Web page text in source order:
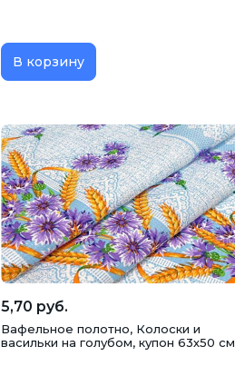
В корзину
5,70 руб.
Вафельное полотно, Колоски и
васильки на голубом, купон 63х50 см